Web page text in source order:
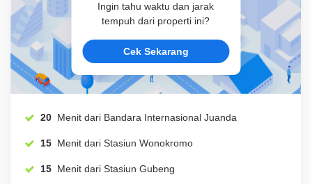
Ingin tahu waktu dan jarak
tempuh dari properti ini?
Cek Sekarang
20 Menit dari Bandara Internasional Juanda
15 Menit dari Stasiun Wonokromo
15 Menit dari Stasiun Gubeng